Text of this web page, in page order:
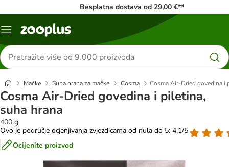
Besplatna dostava od 29,00 €**
Izbornik
Traži
proizvode
Mačke Suha hrana za mačke Cosma Cosma Air-Dried govedina i
Cosma Air-Dried govedina i piletina,
suha hrana
400 g
Ovo je područje ocjenjivanja zvjezdicama od nula do 5: 4.1/5
Ocijenite proizvod